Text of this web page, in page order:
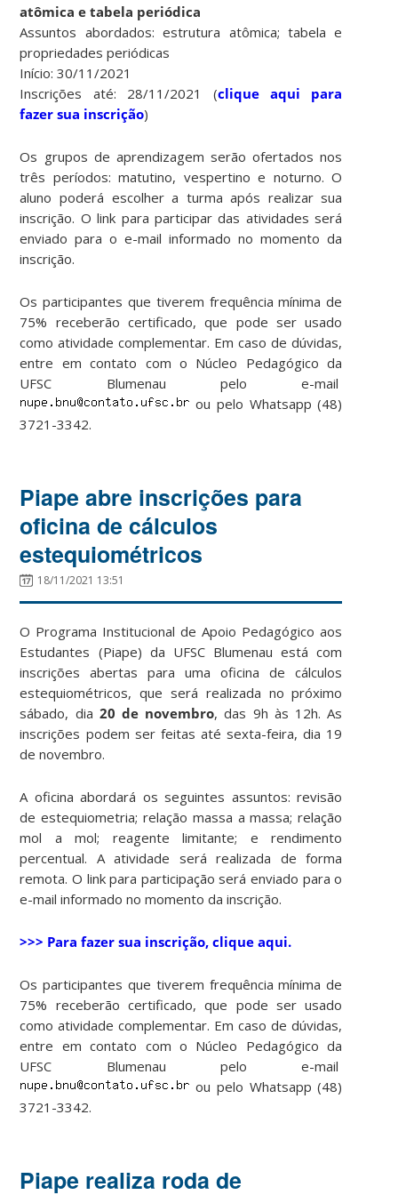
atômica e tabela periódica
Assuntos abordados: estrutura atômica; tabela e
propriedades periódicas
Início: 30/11/2021
Inscrições até: 28/11/2021 (clique aqui para
fazer sua inscrição)
Os grupos de aprendizagem serão ofertados nos
três períodos: matutino, vespertino e noturno. O
aluno poderá escolher a turma após realizar sua
inscrição. O link para participar das atividades será
enviado para o e-mail informado no momento da
inscrição.
Os participantes que tiverem frequência mínima de
75% receberão certificado, que pode ser usado
como atividade complementar. Em caso de dúvidas,
entre em contato com o Núcleo Pedagógico da
UFSC Blumenau pelo e-mail
ou pelo Whatsapp (48)
3721-3342.
Piape abre inscrições para
oficina de cálculos
estequiométricos
18/11/2021 13:51
O Programa Institucional de Apoio Pedagógico aos
Estudantes (Piape) da UFSC Blumenau está com
inscrições abertas para uma oficina de cálculos
estequiométricos, que será realizada no próximo
sábado, dia 20 de novembro, das 9h às 12h. As
inscrições podem ser feitas até sexta-feira, dia 19
de novembro.
A oficina abordará os seguintes assuntos: revisão
de estequiometria; relação massa a massa; relação
mol a mol; reagente limitante; e rendimento
percentual. A atividade será realizada de forma
remota. O link para participação será enviado para o
e-mail informado no momento da inscrição.
>>> Para fazer sua inscrição, clique aqui.
Os participantes que tiverem frequência mínima de
75% receberão certificado, que pode ser usado
como atividade complementar. Em caso de dúvidas,
entre em contato com o Núcleo Pedagógico da
UFSC Blumenau pelo e-mail
ou pelo Whatsapp (48)
3721-3342.
Piape realiza roda de